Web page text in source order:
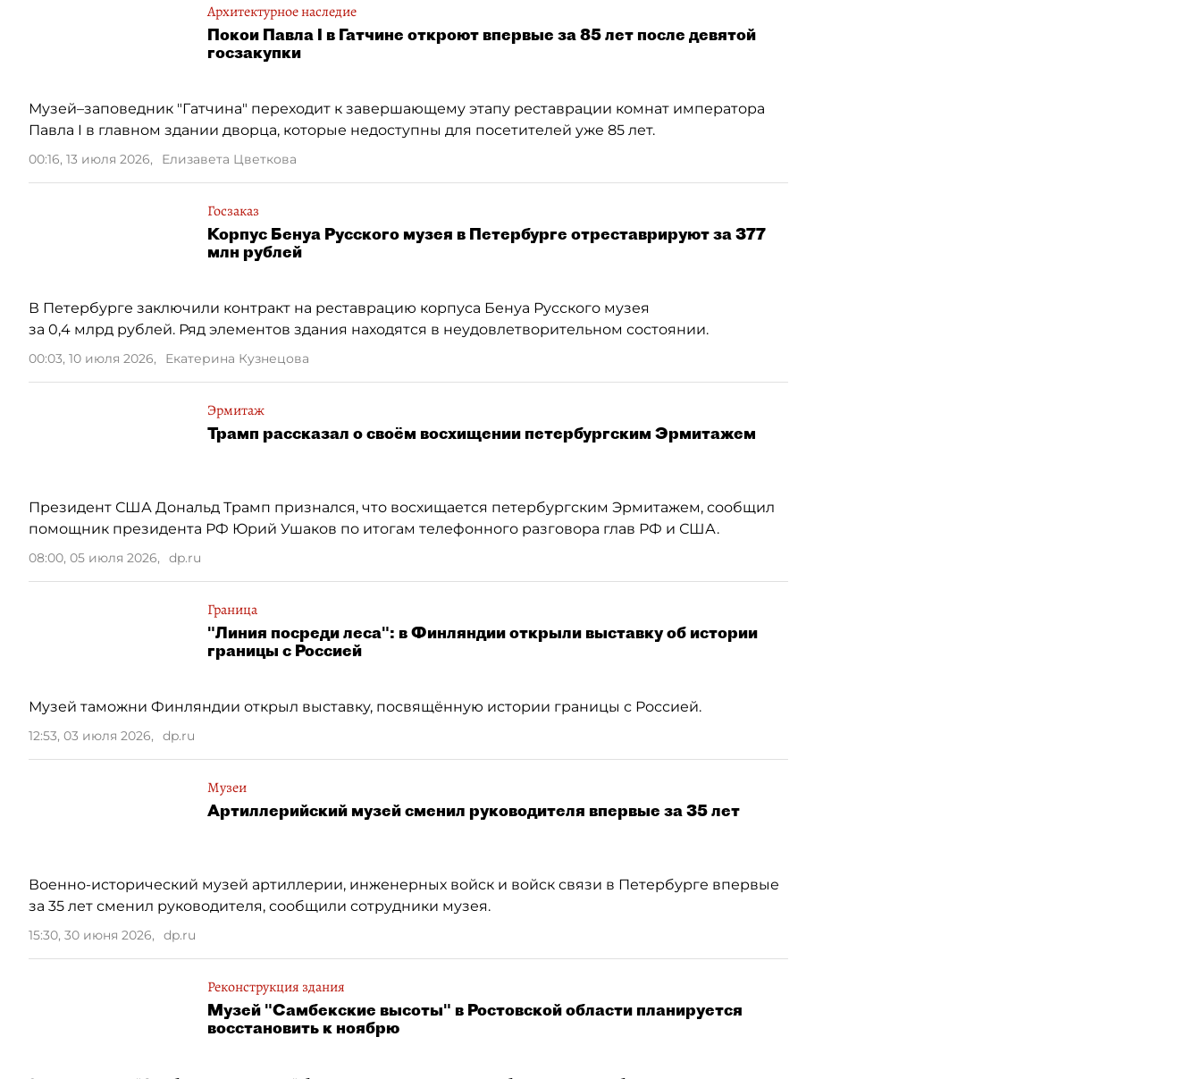
Архитектурное наследие
Покои Павла I в Гатчине откроют впервые за 85 лет после девятой
госзакупки
Музей–заповедник "Гатчина" переходит к завершающему этапу реставрации комнат императора
Павла I в главном здании дворца, которые недоступны для посетителей уже 85 лет.
00:16, 13 июля 2026, Елизавета Цветкова
Госзаказ
Корпус Бенуа Русского музея в Петербурге отреставрируют за 377
млн рублей
В Петербурге заключили контракт на реставрацию корпуса Бенуа Русского музея
за 0,4 млрд рублей. Ряд элементов здания находятся в неудовлетворительном состоянии.
00:03, 10 июля 2026, Екатерина Кузнецова
Эрмитаж
Трамп рассказал о своём восхищении петербургским Эрмитажем
Президент США Дональд Трамп признался, что восхищается петербургским Эрмитажем, сообщил
помощник президента РФ Юрий Ушаков по итогам телефонного разговора глав РФ и США.
08:00, 05 июля 2026, dp.ru
Граница
"Линия посреди леса": в Финляндии открыли выставку об истории
границы с Россией
Музей таможни Финляндии открыл выставку, посвящённую истории границы с Россией.
12:53, 03 июля 2026, dp.ru
Музеи
Артиллерийский музей сменил руководителя впервые за 35 лет
Военно-исторический музей артиллерии, инженерных войск и войск связи в Петербурге впервые
за 35 лет сменил руководителя, сообщили сотрудники музея.
15:30, 30 июня 2026, dp.ru
Реконструкция здания
Музей "Самбекские высоты" в Ростовской области планируется
восстановить к ноябрю